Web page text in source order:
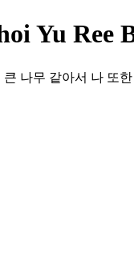
Yu Ree
나무 같아서 나 또